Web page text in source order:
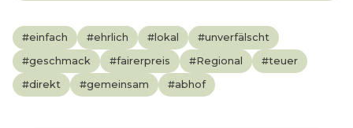
#einfach #ehrlich # lokal #unverfälscht
#geschmack #fairerpreis #Regional #teuer
#direkt #gemeinsam #abhof